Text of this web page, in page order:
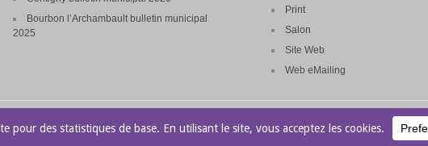
Bourbon l’Archambault bulletin municipal
2025
Print
Salon
Site Web
Web eMailing